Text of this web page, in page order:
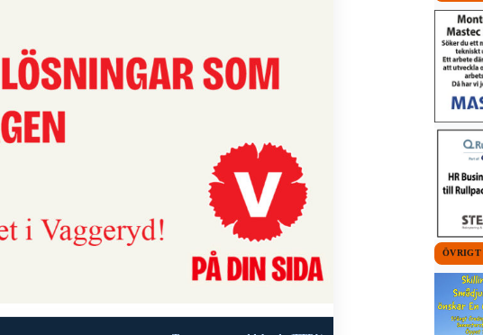
ÖVRIGT